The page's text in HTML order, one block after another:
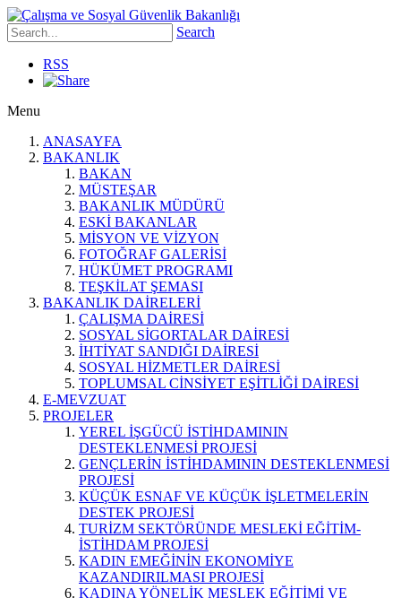
Search
RSS
Menu
ANASAYFA
BAKANLIK
BAKAN
MÜSTEŞAR
BAKANLIK MÜDÜRÜ
ESKİ BAKANLAR
MİSYON VE VİZYON
FOTOĞRAF GALERİSİ
HÜKÜMET PROGRAMI
TEŞKİLAT ŞEMASI
BAKANLIK DAİRELERİ
ÇALIŞMA DAİRESİ
SOSYAL SİGORTALAR DAİRESİ
İHTİYAT SANDIĞI DAİRESİ
SOSYAL HİZMETLER DAİRESİ
TOPLUMSAL CİNSİYET EŞİTLİĞİ DAİRESİ
E-MEVZUAT
PROJELER
YEREL İŞGÜCÜ İSTİHDAMININ
DESTEKLENMESİ PROJESİ
GENÇLERİN İSTİHDAMININ DESTEKLENMESİ
PROJESİ
KÜÇÜK ESNAF VE KÜÇÜK İŞLETMELERİN
DESTEK PROJESİ
TURİZM SEKTÖRÜNDE MESLEKİ EĞİTİM-
İSTİHDAM PROJESİ
KADIN EMEĞİNİN EKONOMİYE
KAZANDIRILMASI PROJESİ
KADINA YÖNELİK MESLEK EĞİTİMİ VE